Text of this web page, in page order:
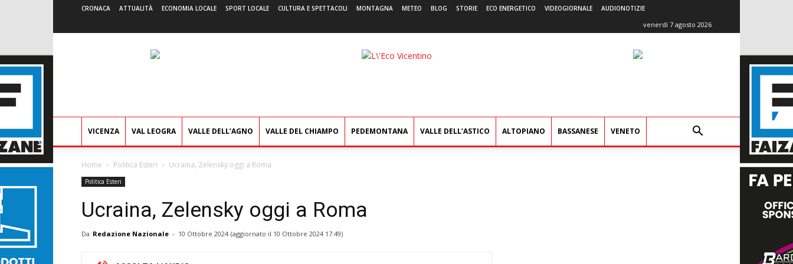
CRONACA ATTUALITÀ ECONOMIA LOCALE SPORT LOCALE CULTURA E SPETTACOLI MONTAGNA METEO BLOG STORIE ECO ENERGETICO VIDEOGIORNALE AUDIONOTIZIE
venerdì 7 agosto 2026
L'Eco
VICENZA VAL LEOGRA VALLE DELL’AGNO VALLE DEL CHIAMPO PEDEMONTANA VALLE DELL’ASTICO ALTOPIANO BASSANESE VENETO
Home Politica Esteri Ucraina, Zelensky oggi a Roma
Politica Esteri
Ucraina, Zelensky oggi a Roma
Da Redazione Nazionale - 10 Ottobre 2024 (aggiornato il 10 Ottobre 2024 17:49)